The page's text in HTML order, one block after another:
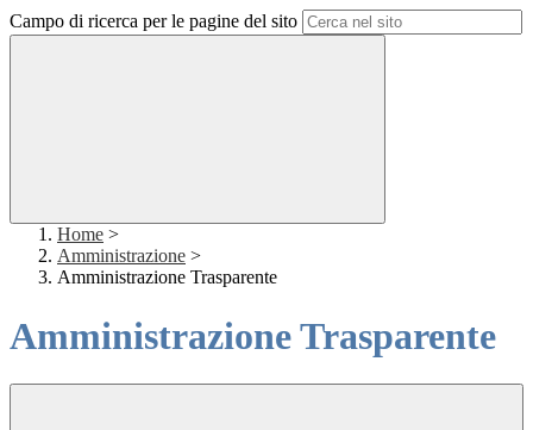
Campo di ricerca per le pagine del sito
Home >
Amministrazione >
Amministrazione Trasparente
Amministrazione Trasparente